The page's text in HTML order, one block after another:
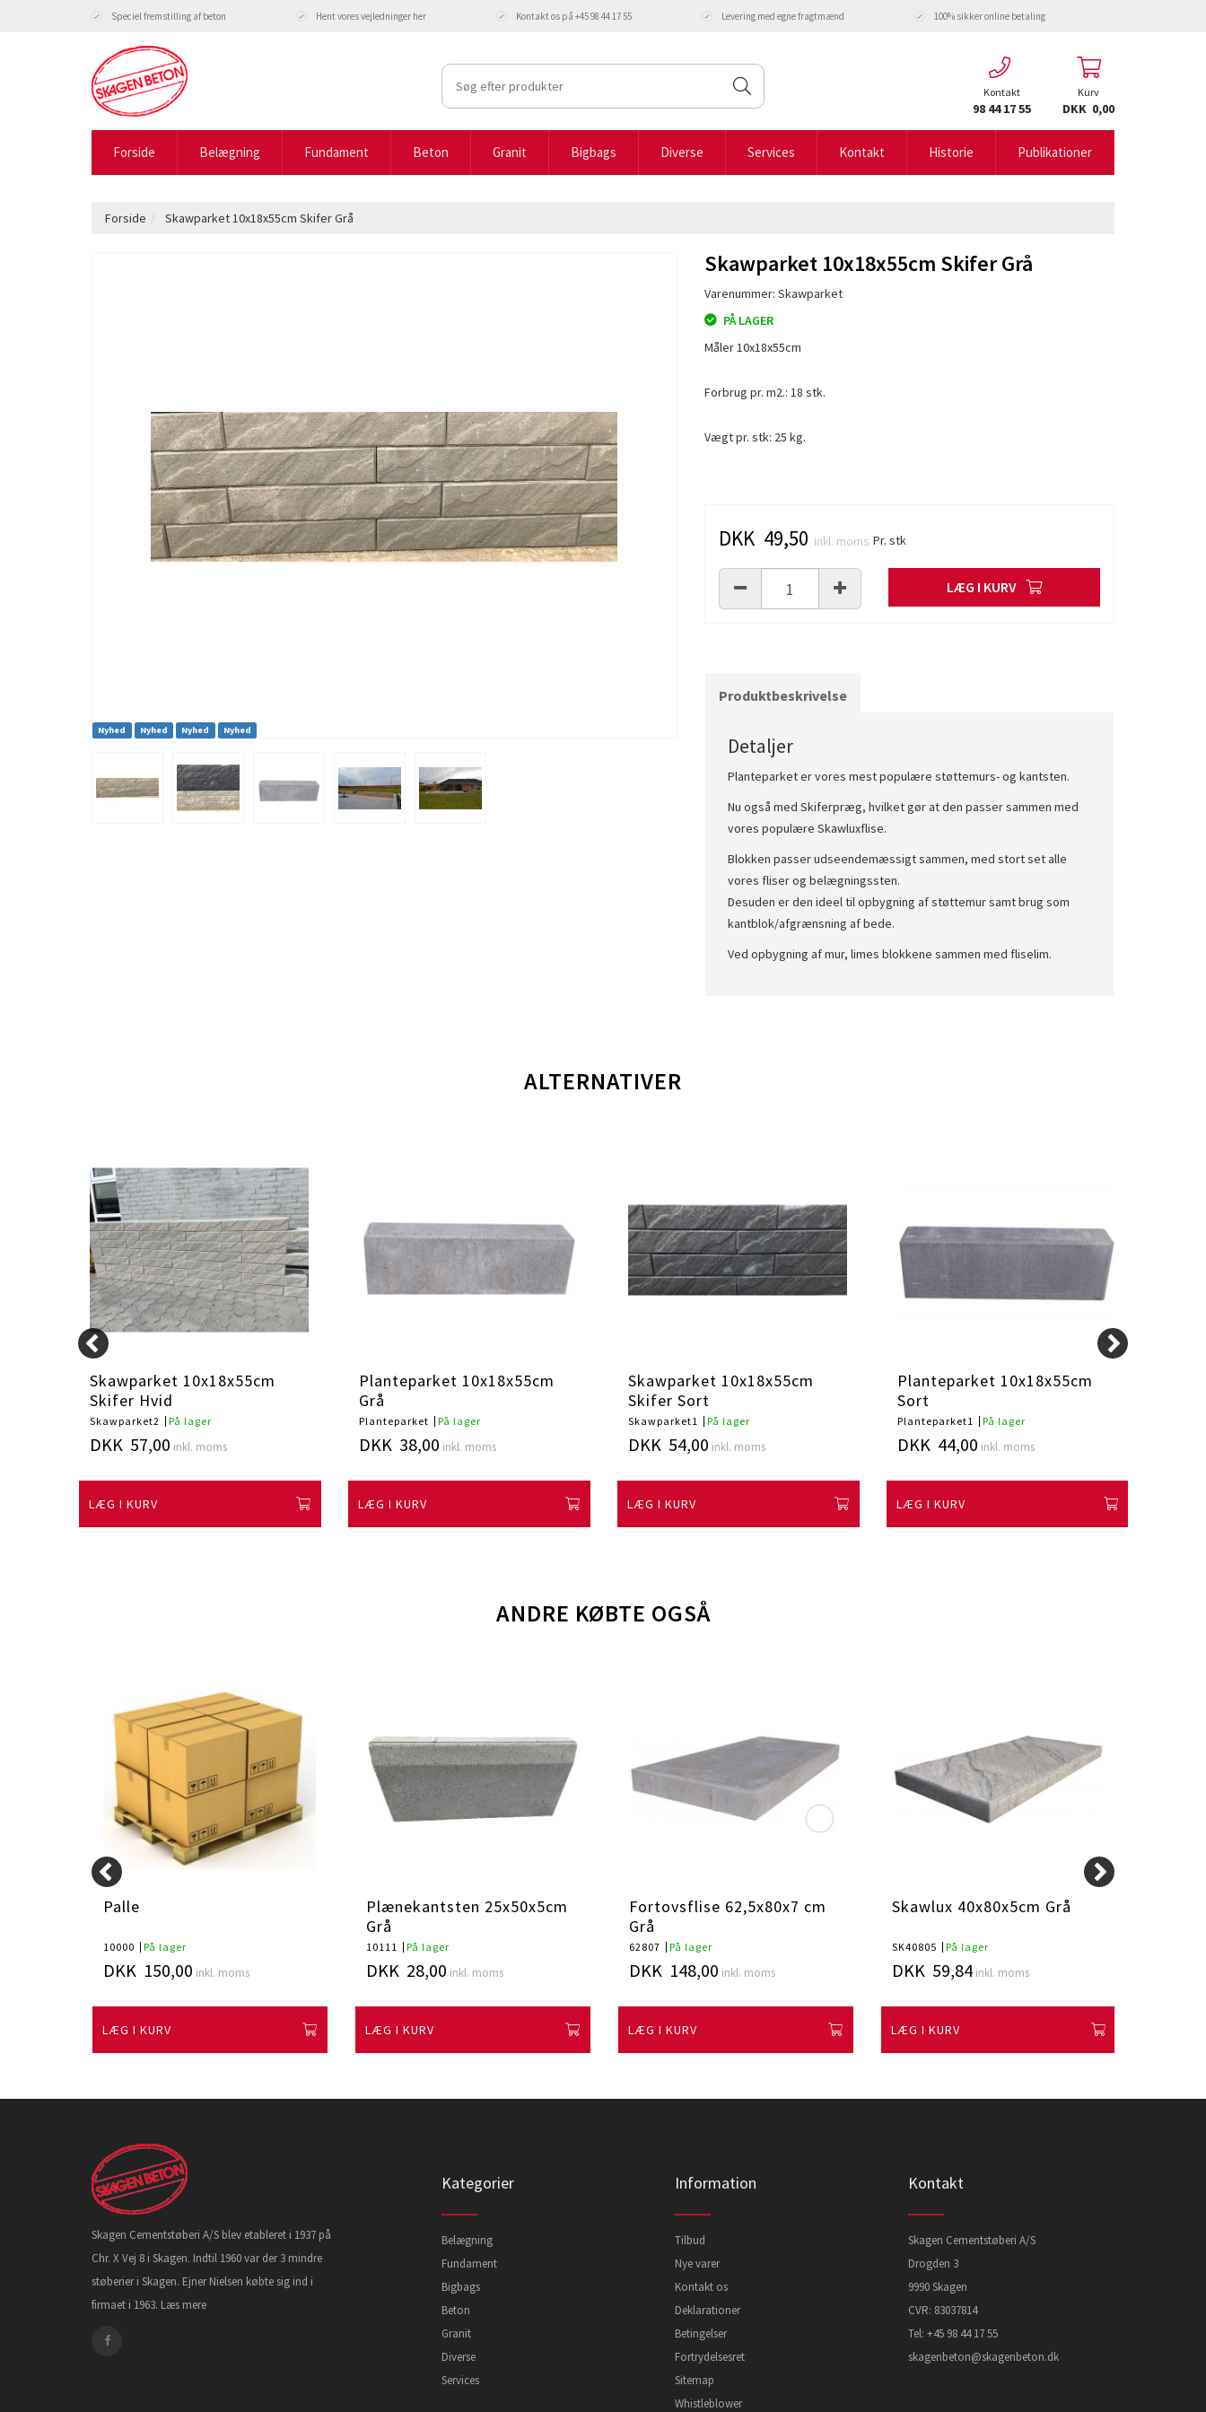
Speciel fremstilling af beton Hent vores vejledninger her Kontakt os på +45 98 44 17 55 Levering med egne fragtmænd 100% sikker online betaling
Kontakt
98 44 17 55
Kurv
DKK 0,00
Forside Belægning Fundament Beton Granit Bigbags Diverse Services Kontakt Historie Publikationer
Forside Skawparket 10x18x55cm Skifer Grå
Nyhed Nyhed Nyhed Nyhed
Skawparket 10x18x55cm Skifer Grå
Varenummer: Skawparket
PÅ LAGER
Måler 10x18x55cm
Forbrug pr. m2.: 18 stk.
Vægt pr. stk: 25 kg.
DKK 49,50 inkl. moms Pr. stk
LÆG I KURV
Produktbeskrivelse
Detaljer
Planteparket er vores mest populære støttemurs- og kantsten.
Nu også med Skiferpræg, hvilket gør at den passer sammen med
vores populære Skawluxflise.
Blokken passer udseendemæssigt sammen, med stort set alle
vores fliser og belægningssten.
Desuden er den ideel til opbygning af støttemur samt brug som
kantblok/afgrænsning af bede.
Ved opbygning af mur, limes blokkene sammen med fliselim.
ALTERNATIVER
Skawparket 10x18x55cm
Skifer Hvid
Skawparket2 På lager
DKK 57,00 inkl. moms
LÆG I KURV
Planteparket 10x18x55cm
Grå
Planteparket På lager
DKK 38,00 inkl. moms
LÆG I KURV
Skawparket 10x18x55cm
Skifer Sort
Skawparket1 På lager
DKK 54,00 inkl. moms
LÆG I KURV
Planteparket 10x18x55cm
Sort
Planteparket1 På lager
DKK 44,00 inkl. moms
LÆG I KURV
ANDRE KØBTE OGSÅ
Palle
10000 På lager
DKK 150,00 inkl. moms
LÆG I KURV
Plænekantsten 25x50x5cm
Grå
10111 På lager
DKK 28,00 inkl. moms
LÆG I KURV
Fortovsflise 62,5x80x7 cm
Grå
62807 På lager
DKK 148,00 inkl. moms
LÆG I KURV
Skawlux 40x80x5cm Grå
SK40805 På lager
DKK 59,84 inkl. moms
LÆG I KURV
Skagen Cementstøberi A/S blev etableret i 1937 på
Chr. X Vej 8 i Skagen. Indtil 1960 var der 3 mindre
støberier i Skagen. Ejner Nielsen købte sig ind i
firmaet i 1963. Læs mere
Kategorier
Belægning
Fundament
Bigbags
Beton
Granit
Diverse
Services
Information
Tilbud
Nye varer
Kontakt os
Deklarationer
Betingelser
Fortrydelsesret
Sitemap
Whistleblower
Kontakt
Skagen Cementstøberi A/S
Drogden 3
9990 Skagen
CVR: 83037814
Tel: +45 98 44 17 55
skagenbeton@skagenbeton.dk